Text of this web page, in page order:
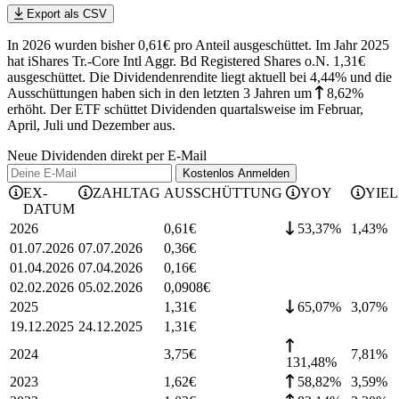
Export als CSV
In 2026 wurden bisher 0,61€ pro Anteil ausgeschüttet. Im Jahr 2025
hat iShares Tr.-Core Intl Aggr. Bd Registered Shares o.N. 1,31€
ausgeschüttet. Die Dividendenrendite liegt aktuell bei 4,44% und die
Ausschüttungen haben sich in den letzten 3 Jahren um
8,62%
erhöht. Der ETF schüttet Dividenden quartalsweise im Februar,
April, Juli und Dezember aus.
Neue Dividenden direkt per E-Mail
Kostenlos Anmelden
EX-
DATUM
ZAHLTAG AUSSCHÜTTUNG YOY
2026 0,61€ 53,37% 1,43%
01.07.2026 07.07.2026 0,36€
01.04.2026 07.04.2026 0,16€
02.02.2026 05.02.2026 0,0908€
2025
1,31€ 65,07% 3,07%
19.12.2025 24.12.2025 1,31€
2024
3,75€
131,48%
7,81%
2023
1,62€ 58,82% 3,59%